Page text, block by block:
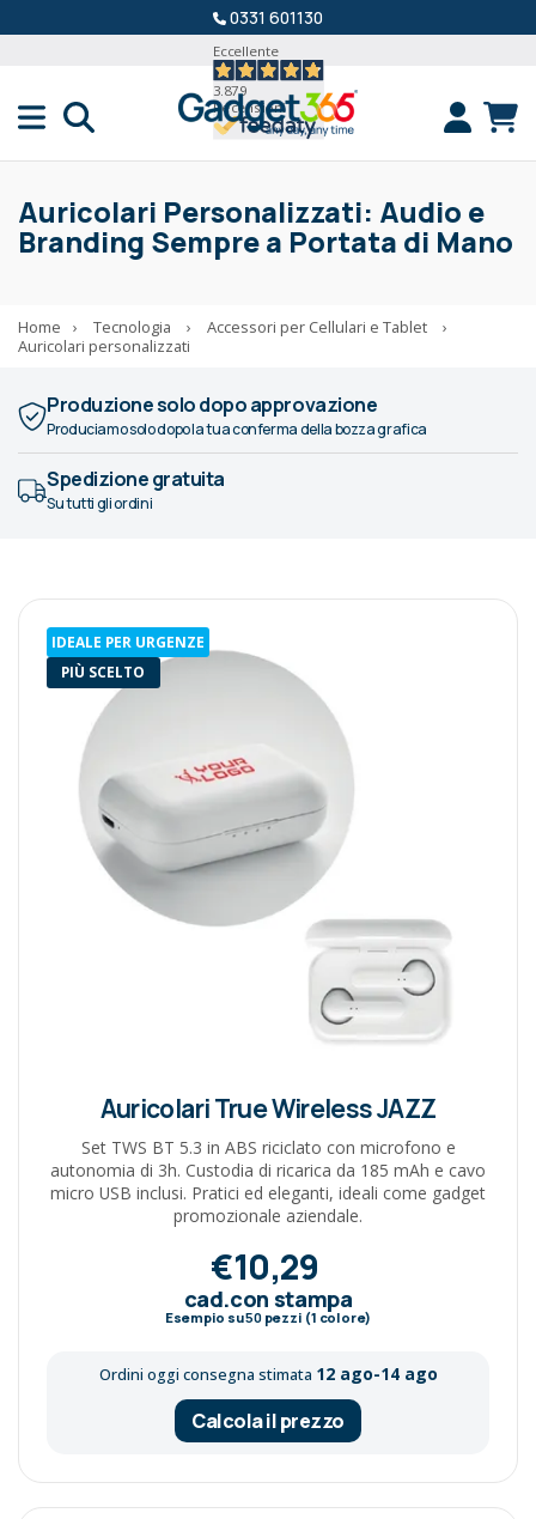
0331 601130
Eccellente
3.879
Recensioni
Auricolari Personalizzati: Audio e
Branding Sempre a Portata di Mano
Home › Tecnologia › Accessori per Cellulari e Tablet
›
Auricolari personalizzati
Produzione solo dopo approvazione
Produciamo solo dopo la tua conferma della bozza grafica
Spedizione gratuita
Su tutti gli ordini
IDEALE PER URGENZE
PIÙ SCELTO
Auricolari True Wireless JAZZ
Set TWS BT 5.3 in ABS riciclato con microfono e
autonomia di 3h. Custodia di ricarica da 185 mAh e cavo
micro USB inclusi. Pratici ed eleganti, ideali come gadget
promozionale aziendale.
€10,29
cad.con stampa
Esempio su50pezzi (1 colore)
Ordini oggi consegna stimata 12 ago-14 ago
Calcola il prezzo